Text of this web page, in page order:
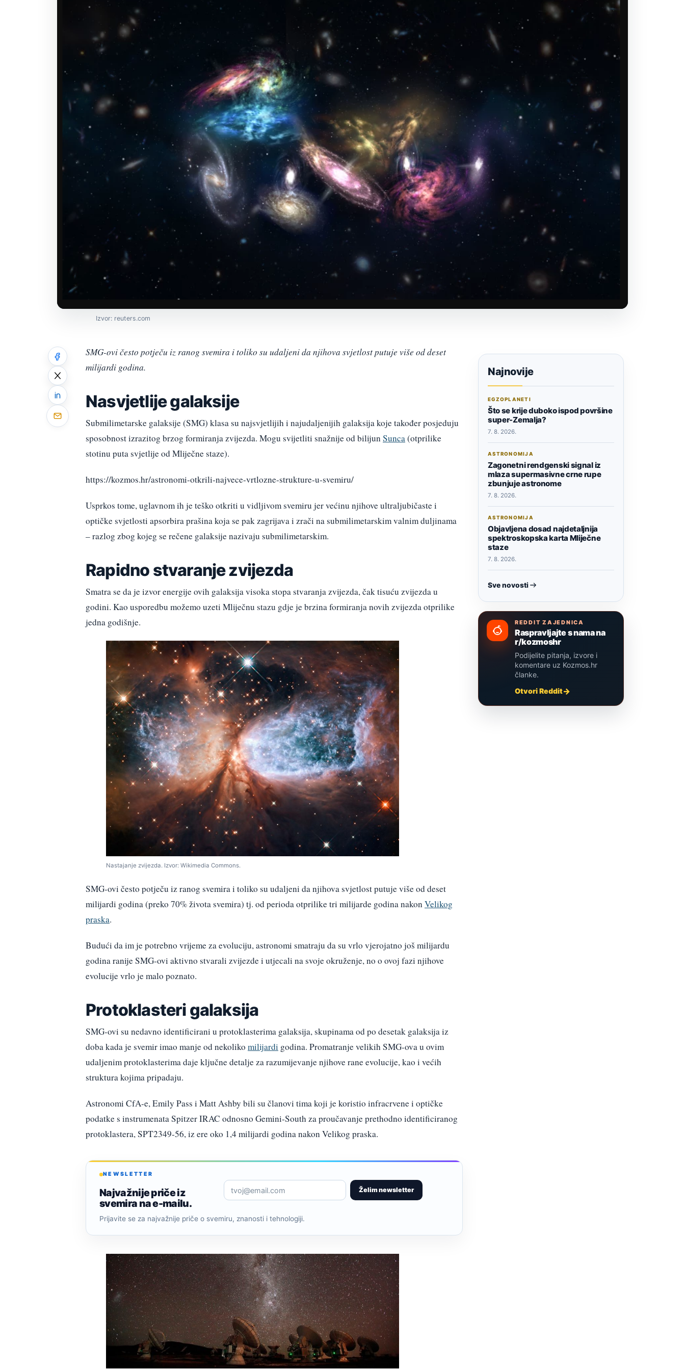
Izvor: reuters.com
SMG-ovi često potječu iz ranog svemira i toliko su udaljeni da njihova svjetlost putuje više od deset
milijardi godina.
Nasvjetlije galaksije
Submilimetarske galaksije (SMG) klasa su najsvjetlijih i najudaljenijih galaksija koje također posjeduju
sposobnost izrazitog brzog formiranja zvijezda. Mogu svijetliti snažnije od bilijunSunca(otprilike
stotinu puta svjetlije od Mliječne staze).
https://kozmos.hr/astronomi-otkrili-najvece-vrtlozne-strukture-u-svemiru/
Usprkos tome, uglavnom ih je teško otkriti u vidljivom svemiru jer većinu njihove ultraljubičaste i
optičke svjetlosti apsorbira prašina koja se pak zagrijava i zrači na submilimetarskim valnim duljinama
– razlog zbog kojeg se rečene galaksije nazivaju submilimetarskim.
Rapidno stvaranje zvijezda
Smatra se da je izvor energije ovih galaksija visoka stopa stvaranja zvijezda, čak tisuću zvijezda u
godini. Kao usporedbu možemo uzeti Mliječnu stazu gdje je brzina formiranja novih zvijezda otprilike
jedna godišnje.
Nastajanje zvijezda. Izvor: Wikimedia Commons.
SMG-ovi često potječu iz ranog svemira i toliko su udaljeni da njihova svjetlost putuje više od deset
milijardi godina (preko 70% života svemira) tj. od perioda otprilike tri milijarde godina nakonVelikog
praska.
Budući da im je potrebno vrijeme za evoluciju, astronomi smatraju da su vrlo vjerojatno još milijardu
godina ranije SMG-ovi aktivno stvarali zvijezde i utjecali na svoje okruženje, no o ovoj fazi njihove
evolucije vrlo je malo poznato.
Protoklasteri galaksija
SMG-ovi su nedavno identificirani u protoklasterima galaksija, skupinama od po desetak galaksija iz
doba kada je svemir imao manje od nekoliko milijardi godina. Promatranje velikih SMG-ova u ovim
udaljenim protoklasterima daje ključne detalje za razumijevanje njihove rane evolucije, kao i većih
struktura kojima pripadaju.
Astronomi CfA-e, Emily Pass i Matt Ashby bili su članovi tima koji je koristio infracrvene i optičke
podatke s instrumenata Spitzer IRAC odnosno Gemini-South za proučavanje prethodno identificiranog
protoklastera, SPT2349-56, iz ere oko 1,4 milijardi godina nakon Velikog praska.
NEWSLETTER
Najvažnije priče iz
svemira na e-mailu.
Želim newsletter
Prijavite se za najvažnije priče o svemiru, znanosti i tehnologiji.
Najnovije
EGZOPLANETI
Što se krije duboko ispod površine
super-Zemalja?
7. 8. 2026.
ASTRONOMIJA
Zagonetni rendgenski signal iz
mlaza supermasivne crne rupe
zbunjuje astronome
7. 8. 2026.
ASTRONOMIJA
Objavljena dosad najdetaljnija
spektroskopska karta Mliječne
staze
7. 8. 2026.
Sve novosti
REDDIT ZAJEDNICA
Raspravljajte s nama na
r/kozmoshr
Podijelite pitanja, izvore i
komentare uz Kozmos.hr
članke.
Otvori Reddit